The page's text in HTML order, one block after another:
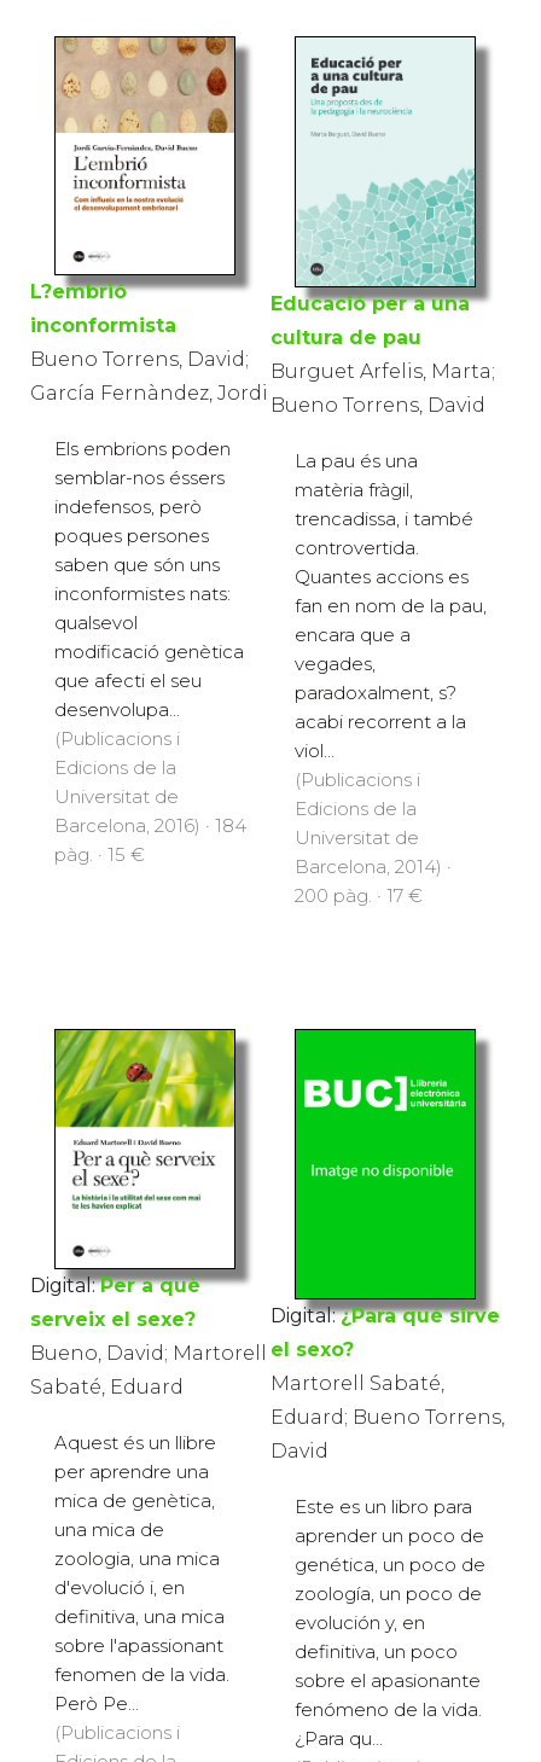
L?embrió
inconformista
Bueno Torrens, David;
García Fernàndez, Jordi
Els embrions poden
semblar-nos éssers
indefensos, però
poques persones
saben que són uns
inconformistes nats:
qualsevol
modificació genètica
que afecti el seu
desenvolupa...
(Publicacions i
Edicions de la
Universitat de
Barcelona, 2016) · 184
pàg. · 15 €
Educació per a una
cultura de pau
Burguet Arfelis, Marta;
Bueno Torrens, David
La pau és una
matèria fràgil,
trencadissa, i també
controvertida.
Quantes accions es
fan en nom de la pau,
encara que a
vegades,
paradoxalment, s?
acabi recorrent a la
viol...
(Publicacions i
Edicions de la
Universitat de
Barcelona, 2014) ·
200 pàg. · 17 €
Digital: Per a què
serveix el sexe?
Bueno, David; Martorell
Sabaté, Eduard
Aquest és un llibre
per aprendre una
mica de genètica,
una mica de
zoologia, una mica
d'evolució i, en
definitiva, una mica
sobre l'apassionant
fenomen de la vida.
Però Pe...
(Publicacions i
Digital: ¿Para qué sirve
el sexo?
Martorell Sabaté,
Eduard; Bueno Torrens,
David
Este es un libro para
aprender un poco de
genética, un poco de
zoología, un poco de
evolución y, en
definitiva, un poco
sobre el apasionante
fenómeno de la vida.
¿Para qu...